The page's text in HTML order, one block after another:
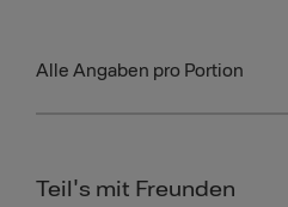
Alle Angaben pro Portion
Teil's mit Freunden